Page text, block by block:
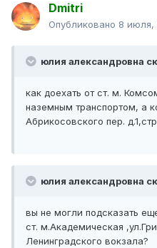
Dmitri
Опубликовано 8 июля,
юлия александровна
как доехать от ст. м.
наземным транспортом, а
Абрикосовского пер.
юлия александровна
вы не могли подсказать
ст. м.Академическая
Ленинградского вокзала?